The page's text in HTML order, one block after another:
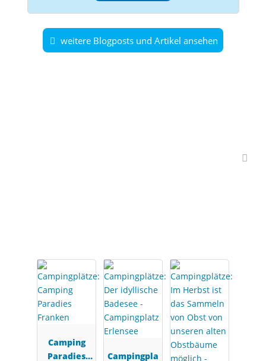
weitere Blogposts und Artikel ansehen
Camping
Paradies
Campingpla